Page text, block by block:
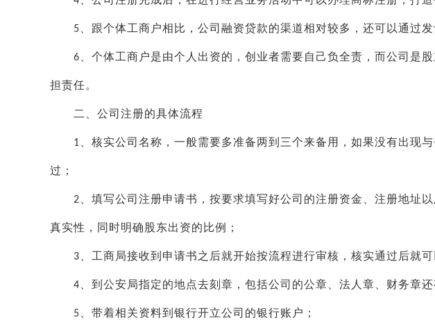
5 、跟个体工商户相比，公司融资贷款的渠道相对较多，还可以通过
6 、个体工商户是由个人出资的，创业者需要自己负全责，而公司是
担责任。
二、公司注册的具体流程
1 、核实公司名称，一般需要多准备两到三个来备用，如果没有出现
过；
2 、填写公司注册申请书，按要求填写好公司的注册资金、注册地址
真实性，同时明确股东出资的比例；
3 、工商局接收到申请书之后就开始按流程进行审核，核实通过后就
4 、到公安局指定的地点去刻章，包括公司的公章、法人章、财务章还
5 、带着相关资料到银行开立公司的银行账户；